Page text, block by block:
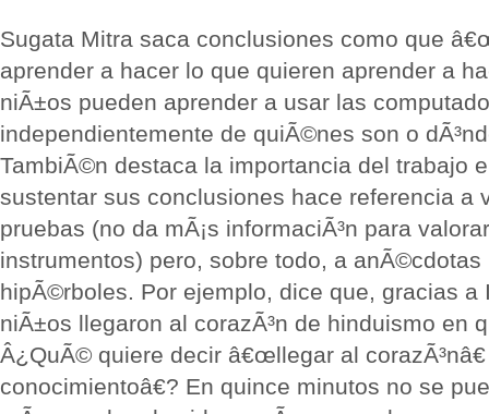
Sugata Mitra saca conclusiones como que
aprender a hacer lo que quieren aprender a
niÃ±os pueden aprender a usar las
independientemente de quiÃ©nes son o
TambiÃ©n destaca la importancia del trabajo
sustentar sus conclusiones hace referencia a
pruebas (no da mÃ¡s informaciÃ³n para
instrumentos) pero, sobre todo, a anÃ©cdotas
hipÃ©rboles. Por ejemplo, dice que, gracias a
niÃ±os llegaron al corazÃ³n de hinduismo en
Â¿QuÃ© quiere decir â€œllegar al
conocimientoâ€? En quince minutos no se